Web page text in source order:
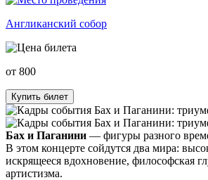
Англиканский собор
от 800
Купить билет
Бах и Паганини — фигуры разного
В этом концерте сойдутся два мира:
искрящееся вдохновение, философская
артистизма.